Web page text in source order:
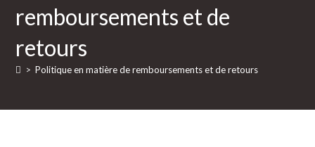
remboursements et de
retours
> Politique en matière de remboursements et de retours